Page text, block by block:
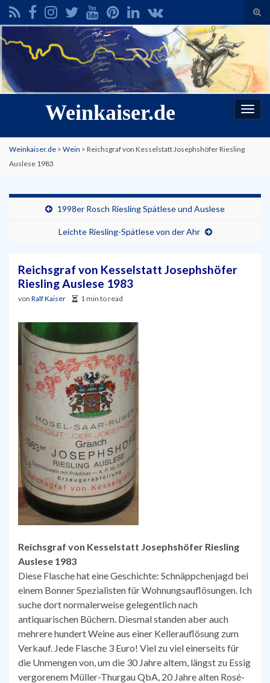
Search for:
Weinkaiser.de
Weinkaiser.de > Wein > Reichsgraf von Kesselstatt Josephshöfer Riesling
Auslese 1983
1998er Rosch Riesling Spätlese und Auslese
Leichte Riesling-Spätlese von der Ahr
Reichsgraf von Kesselstatt Josephshöfer
Riesling Auslese 1983
von Ralf Kaiser 1 min to read
Reichsgraf von Kesselstatt Josephshöfer Riesling
Auslese 1983
Diese Flasche hat eine Geschichte: Schnäppchenjagd bei
einem Bonner Spezialisten für Wohnungsauflösungen. Ich
suche dort normalerweise gelegentlich nach
antiquarischen Büchern. Diesmal standen aber auch
mehrere hundert Weine aus einer Kellerauflösung zum
Verkauf. Jede Flasche 3 Euro! Viel zu viel einerseits für
die Unmengen von, um die 30 Jahre altem, längst zu Essig
vergorenem Müller-Thurgau QbA, 20 Jahre alten Rosé-